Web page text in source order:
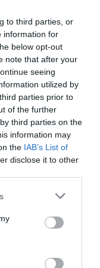
to third parties, or
information for
below opt-out
note that after your
seeing
utilized by
parties prior to
of the further
third parties on the
information may
the IAB’s List of
disclose it to other
la
en su
del
con otros
experiencia
el entorno